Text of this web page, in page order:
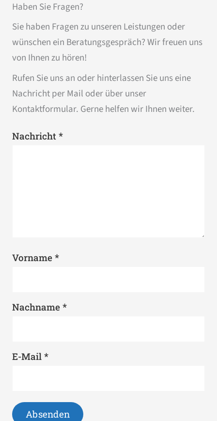
Haben Sie Fragen?
Sie haben Fragen zu unseren Leistungen oder
wünschen ein Beratungsgespräch? Wir freuen uns
von Ihnen zu hören!
Rufen Sie uns an oder hinterlassen Sie uns eine
Nachricht per Mail oder über unser
Kontaktformular. Gerne helfen wir Ihnen weiter.
Nachricht *
Vorname *
Nachname *
E-Mail *